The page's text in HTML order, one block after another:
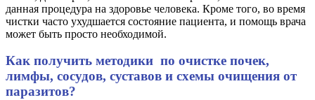
данная процедура на здоровье человека. Кроме того, во время
чистки часто ухудшается состояние пациента, и помощь врача
может быть просто необходимой.
Как получить методики по очистке почек,
лимфы, сосудов, суставов и схемы очищения от
паразитов?